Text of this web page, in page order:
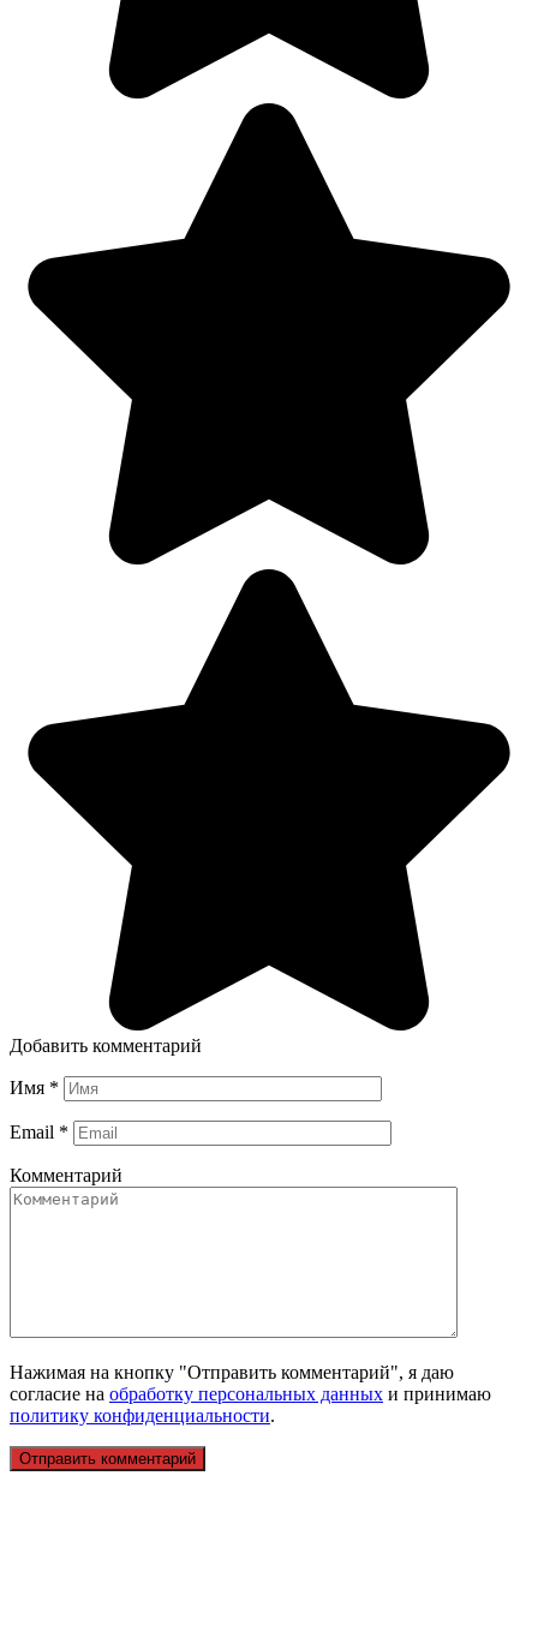
Добавить комментарий
Имя *
Email *
Комментарий
Нажимая на кнопку "Отправить комментарий", я даю
согласие на обработку персональных данных и принимаю
политику конфиденциальности.